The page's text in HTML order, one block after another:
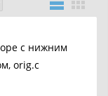
с нижним
orig.c